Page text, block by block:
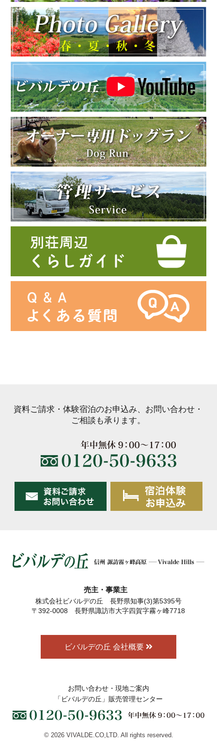
資料ご請求・体験宿泊のお申込み、お問い合わせ・
ご相談も承ります。
売主・事業主
株式会社ビバルデの丘 長野県知事(3)第5395号
〒392-0008 長野県諏訪市大字四賀字霧ヶ峰7718
ビバルデの丘 会社概要
お問い合わせ・現地ご案内
「ビバルデの丘」販売管理センター
© 2026 VIVALDE.CO,LTD. All rights reserved.